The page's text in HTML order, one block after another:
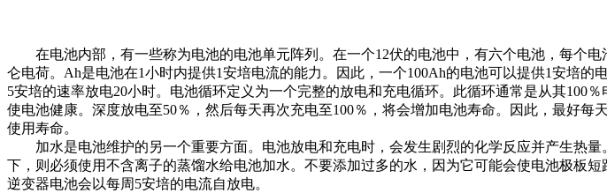
在电池内部，有一些称为电池的电池单元阵列。在一个12伏的电池中，有六个电池，每个电
仑电荷。Ah是电池在1小时内提供1安培电流的能力。因此，一个100Ah的电池可以提供1安培
5安培的速率放电20小时。电池循环定义为一个完整的放电和充电循环。此循环通常是从其100
使电池健康。深度放电至50％，然后每天再次充电至100％，将会增加电池寿命。因此，最好
使用寿命。
加水是电池维护的另一个重要方面。电池放电和充电时，会发生剧烈的化学反应并产生热量
下，则必须使用不含离子的蒸馏水给电池加水。不要添加过多的水，因为它可能会使电池极板
逆变器电池会以每周5安培的电流自放电。